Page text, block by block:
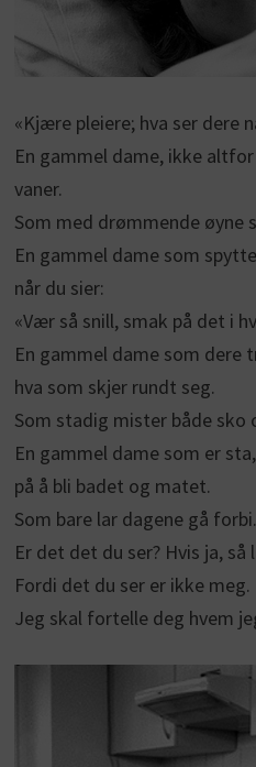
«Kjære pleiere; hva ser dere
En gammel dame, ikke
vaner.
Som med drømmende øyne
En gammel dame som
når du sier:
«Vær så snill, smak på det i
En gammel dame som dere
hva som skjer rundt seg.
Som stadig mister både sko
En gammel dame som er
på å bli badet og matet.
Som bare lar dagene gå forbi.
Er det det du ser? Hvis ja, så
Fordi det du ser er ikke meg.
Jeg skal fortelle deg hvem